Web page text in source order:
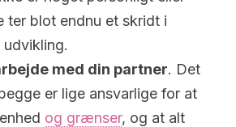
ter blot endnu et skridt i
udvikling.
med din partner. Det
er lige ansvarlige for at
og grænser, og at alt